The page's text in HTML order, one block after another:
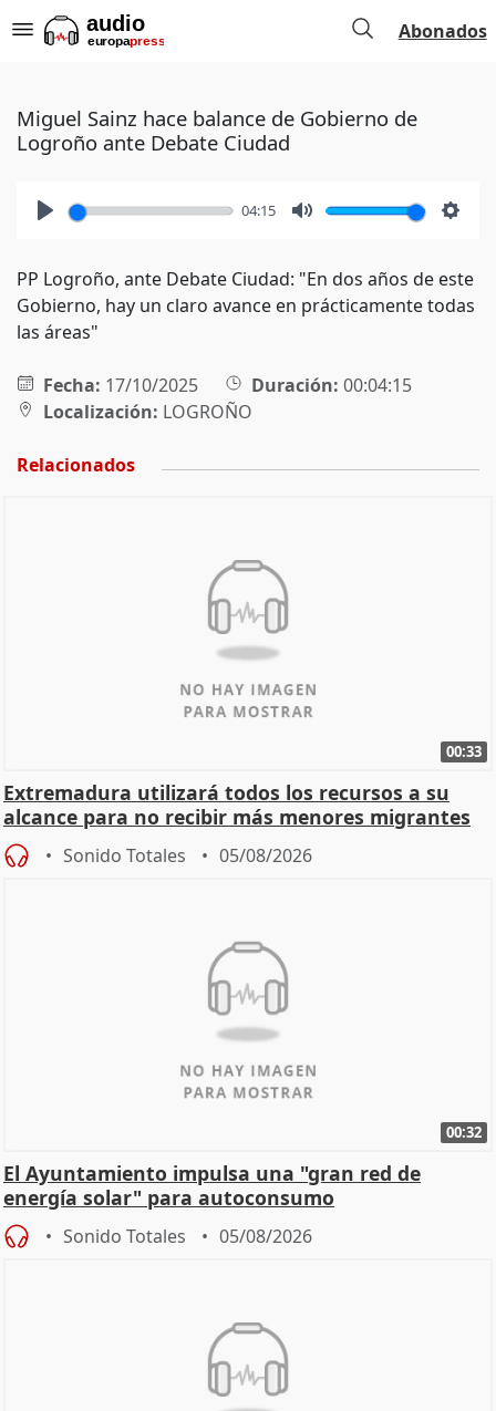
Abonados
Miguel Sainz hace balance de Gobierno de
Logroño ante Debate Ciudad
04:15
PP Logroño, ante Debate Ciudad: "En dos años de este
Gobierno, hay un claro avance en prácticamente todas
las áreas"
Fecha: 17/10/2025 Duración: 00:04:15
Localización: LOGROÑO
Relacionados
00:33
Extremadura utilizará todos los recursos a su
alcance para no recibir más menores migrantes
Sonido Totales 05/08/2026
00:32
El Ayuntamiento impulsa una "gran red de
energía solar" para autoconsumo
Sonido Totales 05/08/2026